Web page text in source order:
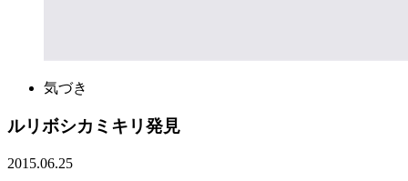
気づき
ルリボシカミキリ発見
2015.06.25